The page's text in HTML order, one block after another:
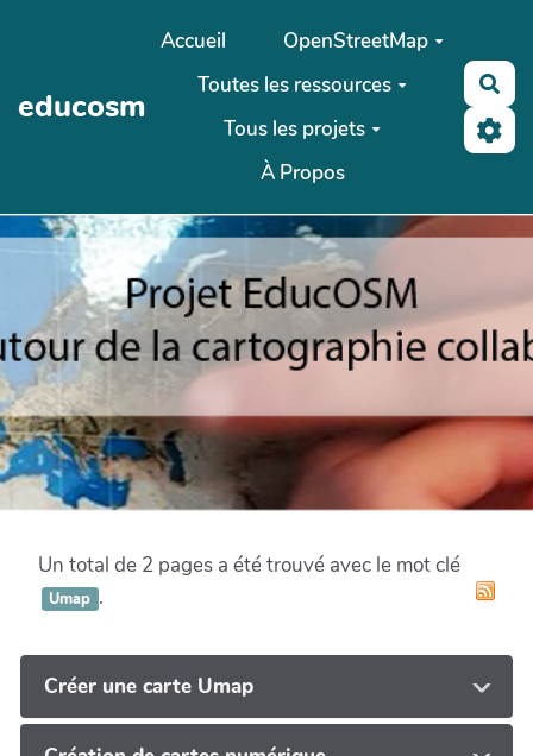
Aller au contenu principal
educosm
Accueil
OpenStreetMap
Toutes les ressources
Tous les projets
À Propos
Un total de 2 pages a été trouvé avec le mot clé
Umap .
Créer une carte Umap